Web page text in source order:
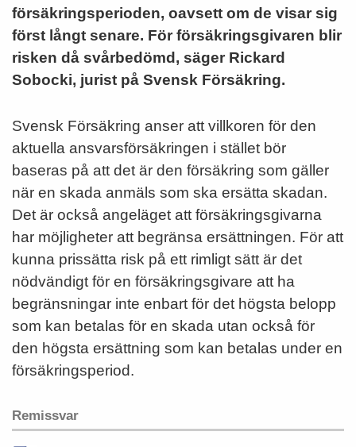
försäkringsperioden, oavsett om de visar sig
först långt senare. För försäkringsgivaren blir
risken då svårbedömd, säger Rickard
Sobocki, jurist på Svensk Försäkring.
Svensk Försäkring anser att villkoren för den
aktuella ansvarsförsäkringen i stället bör
baseras på att det är den försäkring som gäller
när en skada anmäls som ska ersätta skadan.
Det är också angeläget att försäkringsgivarna
har möjligheter att begränsa ersättningen. För att
kunna prissätta risk på ett rimligt sätt är det
nödvändigt för en försäkringsgivare att ha
begränsningar inte enbart för det hög­sta belopp
som kan betalas för en skada utan också för
den högsta ersättning som kan betalas under en
försäkringsperiod.
Remissvar